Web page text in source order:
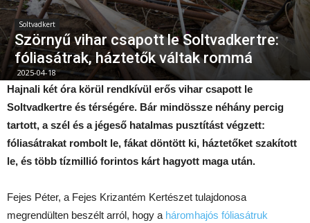
Soltvadkert
Szörnyű vihar csapott le Soltvadkertre:
fóliasátrak, háztetők váltak rommá
2025-04-18
Hajnali két óra körül rendkívül erős vihar csapott le
Soltvadkertre és térségére. Bár mindössze néhány percig
tartott, a szél és a jégeső hatalmas pusztítást végzett:
fóliasátrakat rombolt le, fákat döntött ki, háztetőket szakított
le, és több tízmillió forintos kárt hagyott maga után.
Fejes Péter, a Fejes Krizantém Kertészet tulajdonosa
megrendülten beszélt arról, hogy a háromhajós fóliasátruk